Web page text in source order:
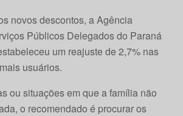
novos descontos, a Agência
Públicos Delegados do Paraná
um reajuste de 2,7% nas
usuários.
ou situações em que a família não
o recomendado é procurar os